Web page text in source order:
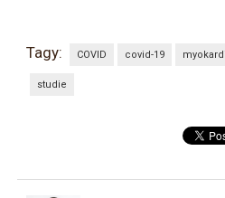
Tagy: COVID covid-19
studie